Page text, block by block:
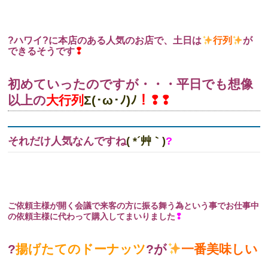
?ハワイ?に本店のある人気のお店で、土日は 行列
が
できるそうです❢
初めていったのですが・・・平日でも想像
以上の大行列 Σ(･ω･ﾉ)ﾉ ！❢❢
それだけ人気なんですね( *´艸｀)?
ご依頼主様が開く会議で来客の方に振る舞う為という事でお仕事中
の依頼主様に代わって購入してまいりました❢
?揚げたてのドーナッツ?が
一番美味しい